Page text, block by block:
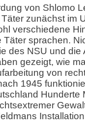
von Shlomo
zunächst im
verschiedene
Täter sprachen.
des NSU und die
gezeigt, wie
von
1945
Hunderte